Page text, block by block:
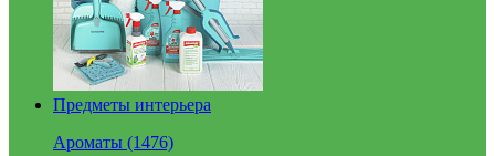
Предметы интерьера
Ароматы (1476)